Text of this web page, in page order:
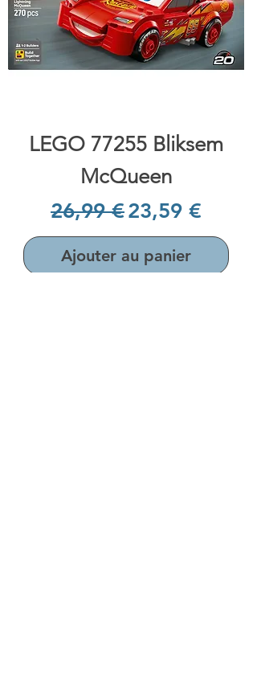
LEGO 77255 Bliksem
McQueen
Prix original
26,99 €Prix
23,59 €
Ajouter au panier